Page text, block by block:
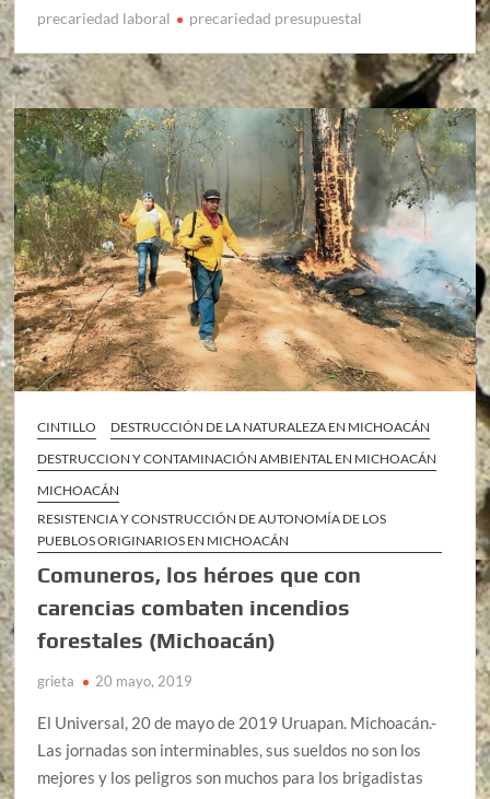
precariedad laboral
precariedad presupuestal
CINTILLO
DESTRUCCIÓN DE LA NATURALEZA EN MICHOACÁN
DESTRUCCION Y CONTAMINACIÓN AMBIENTAL EN MICHOACÁN
MICHOACÁN
RESISTENCIA Y CONSTRUCCIÓN DE AUTONOMÍA DE LOS
PUEBLOS ORIGINARIOS EN MICHOACÁN
Comuneros, los héroes que con
carencias combaten incendios
forestales (Michoacán)
grieta 20 mayo, 2019
El Universal, 20 de mayo de 2019 Uruapan. Michoacán.-
Las jornadas son interminables, sus sueldos no son los
mejores y los peligros son muchos para los brigadistas